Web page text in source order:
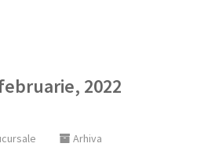
2022
Arhiva